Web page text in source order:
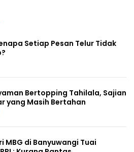
Setiap Pesan Telur Tidak
Bertopping Tahilala, Sajian
yang Masih Bertahan
MBG di Banyuwangi Tuai